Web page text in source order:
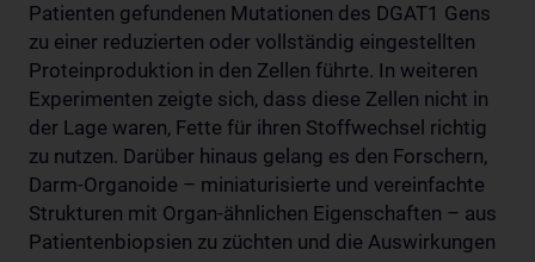
Patienten gefundenen Mutationen des DGAT1 Gens
zu einer reduzierten oder vollständig eingestellten
Proteinproduktion in den Zellen führte. In weiteren
Experimenten zeigte sich, dass diese Zellen nicht in
der Lage waren, Fette für ihren Stoffwechsel richtig
zu nutzen. Darüber hinaus gelang es den Forschern,
Darm-Organoide – miniaturisierte und vereinfachte
Strukturen mit Organ-ähnlichen Eigenschaften – aus
Patientenbiopsien zu züchten und die Auswirkungen